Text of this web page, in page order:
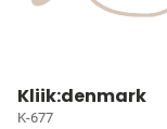
Kliik:denmark
K-677